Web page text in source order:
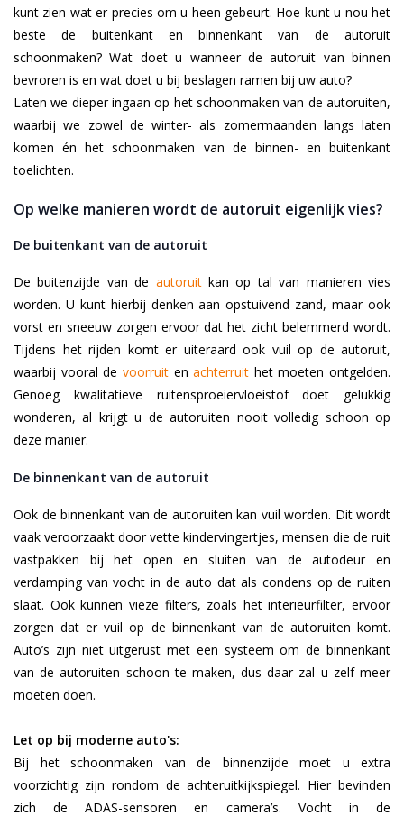
kunt zien wat er precies om u heen gebeurt. Hoe kunt u nou het
beste de buitenkant en binnenkant van de autoruit
schoonmaken? Wat doet u wanneer de autoruit van binnen
bevroren is en wat doet u bij beslagen ramen bij uw auto?
Laten we dieper ingaan op het schoonmaken van de autoruiten,
waarbij we zowel de winter- als zomermaanden langs laten
komen én het schoonmaken van de binnen- en buitenkant
toelichten.
Op welke manieren wordt de autoruit eigenlijk vies?
De buitenkant van de autoruit
De buitenzijde van de autoruitkan op tal van manieren vies
worden. U kunt hierbij denken aan opstuivend zand, maar ook
vorst en sneeuw zorgen ervoor dat het zicht belemmerd wordt.
Tijdens het rijden komt er uiteraard ook vuil op de autoruit,
waarbij vooral de voorruitenachterruit het moeten ontgelden.
Genoeg kwalitatieve ruitensproeiervloeistof doet gelukkig
wonderen, al krijgt u de autoruiten nooit volledig schoon op
deze manier.
De binnenkant van de autoruit
Ook de binnenkant van de autoruiten kan vuil worden. Dit wordt
vaak veroorzaakt door vette kindervingertjes, mensen die de ruit
vastpakken bij het open en sluiten van de autodeur en
verdamping van vocht in de auto dat als condens op de ruiten
slaat. Ook kunnen vieze filters, zoals het interieurfilter, ervoor
zorgen dat er vuil op de binnenkant van de autoruiten komt.
Auto’s zijn niet uitgerust met een systeem om de binnenkant
van de autoruiten schoon te maken, dus daar zal u zelf meer
moeten doen.
Let op bij moderne auto's:
Bij het schoonmaken van de binnenzijde moet u extra
voorzichtig zijn rondom de achteruitkijkspiegel. Hier bevinden
zich de ADAS-sensoren en camera’s. Vocht in de